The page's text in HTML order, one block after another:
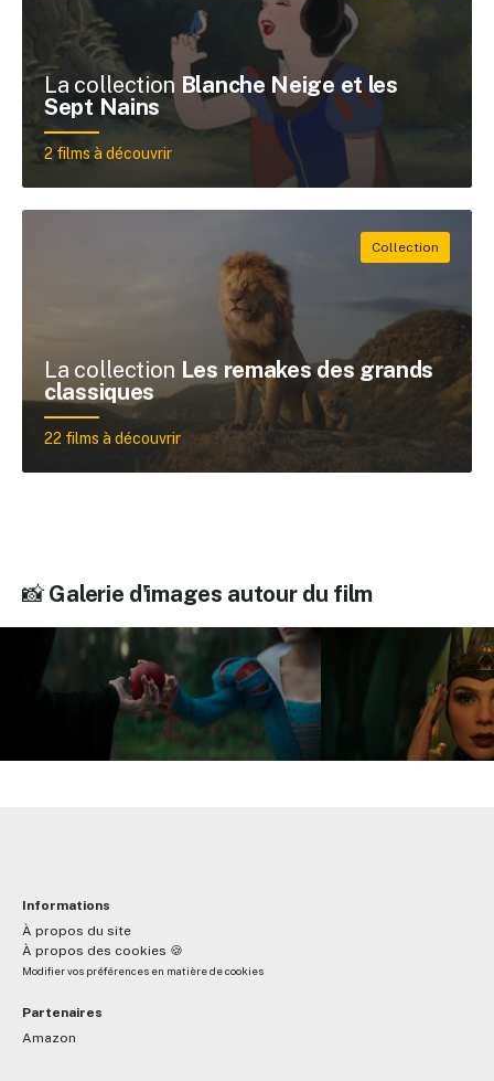
La collection Blanche Neige et les
Sept Nains
2 films à découvrir
La collection Les remakes des grands
classiques
22 films à découvrir
📸Galerie d'images autour du film
Informations
À propos du site
À propos des cookies 🍪
Modifier vos préférences en matière de cookies
Partenaires
Amazon